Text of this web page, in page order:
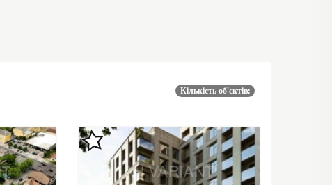
Кількість об'єктів: